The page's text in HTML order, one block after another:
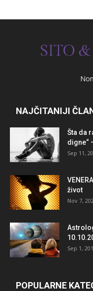
NAJČITANIJI
Šta da
digne“
Sep 11,
život
Nov 7,
Sep 1,
POPULARNE